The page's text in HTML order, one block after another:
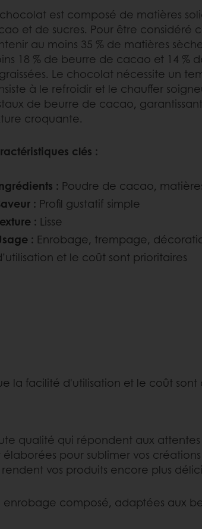
est composé de matières
et de sucres. Pour être considéré
au moins 35 % de matières
18 % de beurre de cacao et 14 %
Le chocolat nécessite un
à le refroidir et le chauffer
de beurre de cacao,
croquante.
clés :
: Poudre de cacao,
: Profil gustatif simple
: Lisse
: Enrobage, trempage,
et le coût sont prioritaires
facilité d'utilisation et le coût sont
qualité qui répondent aux
pour sublimer vos
vos produits encore plus
composé, adaptées aux